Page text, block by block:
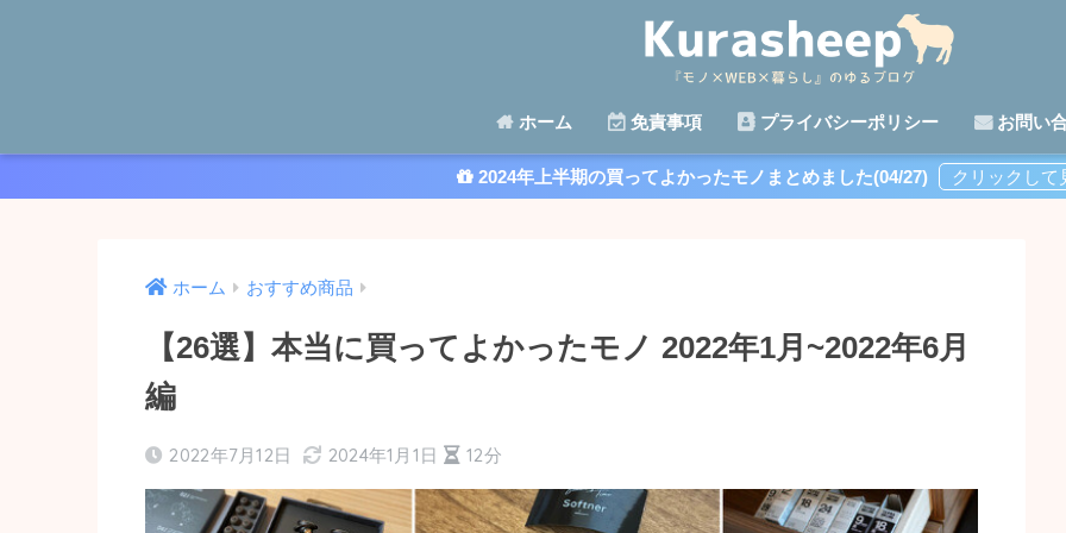
ホーム 免責事項 プライバシーポリシー お問い
2024年上半期の買ってよかったモノまとめました(04/27)
ホーム おすすめ商品
【26選】本当に買ってよかったモノ 2022年1月~2022年6月
編
2022年7月12日 2024年1月1日 12分